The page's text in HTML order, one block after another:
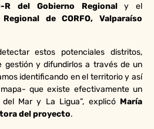
R del Gobierno Regionaly el
de CORFO, Valparaíso
estos potenciales distritos,
gestión y difundirlos a través de un
identificando en el territorio y así
que existe efectivamente un
Mar y La Ligua”, explicó María
del proyecto.